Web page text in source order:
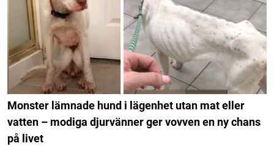
Monster lämnade hund i lägenhet utan mat eller
vatten – modiga djurvänner ger vovven en ny chans
på livet